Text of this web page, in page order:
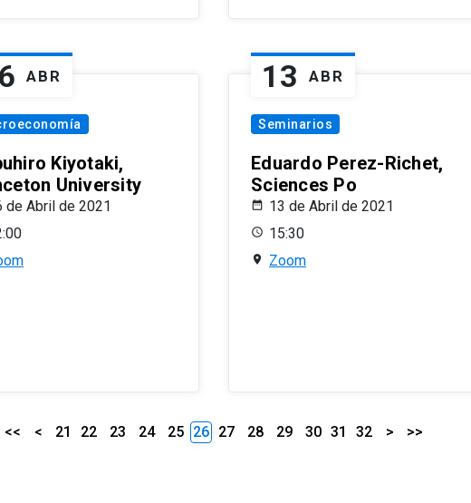
ABR
Kiyotaki,
University
de Abril de 2021
13 ABR
Seminarios
Eduardo Perez-Richet,
Sciences Po
13 de Abril de 2021
15:30
Zoom
<< < 21 22 23 24 25 26 27 28 29 30 31 32 > >>